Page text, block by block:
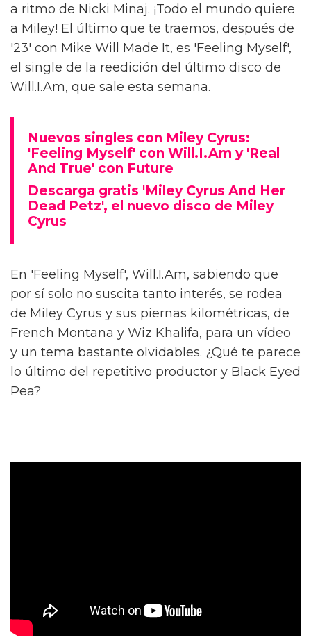
a ritmo de Nicki Minaj. ¡Todo el mundo quiere
a Miley! El último que te traemos, después de
'23' con Mike Will Made It, es 'Feeling Myself',
el single de la reedición del último disco de
Will.I.Am, que sale esta semana.
Nuevos singles con Miley Cyrus:
'Feeling Myself' con Will.I.Am y 'Real
And True' con Future
Descarga gratis 'Miley Cyrus And Her
Dead Petz', el nuevo disco de Miley
Cyrus
En 'Feeling Myself', Will.I.Am, sabiendo que
por sí solo no suscita tanto interés, se rodea
de Miley Cyrus y sus piernas kilométricas, de
French Montana y Wiz Khalifa, para un vídeo
y un tema bastante olvidables. ¿Qué te parece
lo último del repetitivo productor y Black Eyed
Pea?